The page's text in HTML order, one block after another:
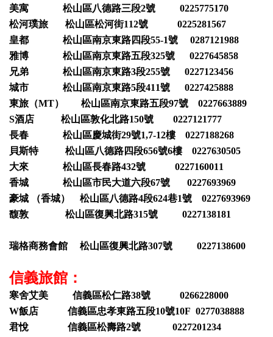
美寓 松山區八德路三段2號 0225775170
松河璞旅 松山區松河街112號 0225281567
皇都 松山區南京東路四段55-1號 0287121988
雅博 松山區南京東路五段325號 0227645858
兄弟 松山區南京東路3段255號 0227123456
城市 松山區南京東路5段411號 0227425888
東旅（MT） 松山區南京東路五段97號 0227663889
S酒店 松山區敦化北路150號 0227121777
長春 松山區慶城街29號1,7-12樓 0227188268
貝斯特 松山區八德路四段656號6樓 0227630505
大來 松山區長春路432號 0227160011
香城 松山區市民大道六段67號 0227693969
豪城 （香城） 松山區八德路4段624巷1號 0227693969
馥敦 松山區復興北路315號 0227138181
瑞格商務會館 松山區復興北路307號 0227138600
信義旅館：
寒舍艾美 信義區松仁路38號 0266228000
W飯店 信義區忠孝東路五段10號10F 0277038888
君悅 信義區松壽路2號 0227201234